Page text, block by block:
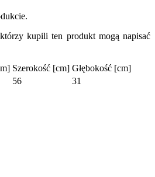
kupili ten produkt mogą napisać
Szerokość [cm] Głębokość [cm]
56 31